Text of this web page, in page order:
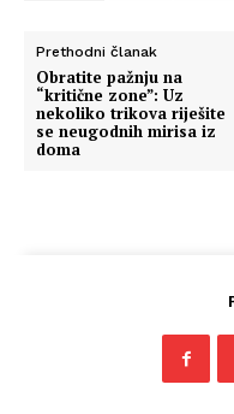
Prethodni članak
Obratite pažnju na
“kritične zone”: Uz
nekoliko trikova riješite
se neugodnih mirisa iz
doma